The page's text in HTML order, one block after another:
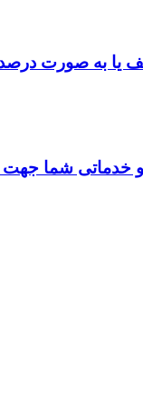
یا به صورت
و خدماتی شما